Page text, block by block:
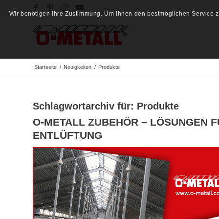
Startseite / Neuigkeiten / Produkte
Schlagwortarchiv für: Produkte
O-METALL ZUBEHÖR – LÖSUNGEN
ENTLÜFTUNG
Wir benötigen Ihre Zustimmung. Um Ihnen den bestmöglichen